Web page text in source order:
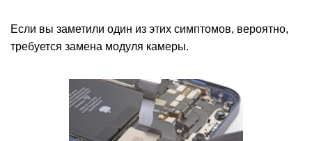
Если вы заметили один из этих симптомов, вероятно,
требуется замена модуля камеры.